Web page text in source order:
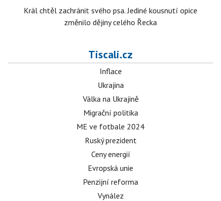
Král chtěl zachránit svého psa. Jediné kousnutí opice
změnilo dějiny celého Řecka
Tiscali.cz
Inflace
Ukrajina
Válka na Ukrajině
Migrační politika
ME ve fotbale 2024
Ruský prezident
Ceny energií
Evropská unie
Penzijní reforma
Vynález